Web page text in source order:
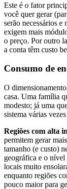
Este é o fator
você quer gerar
serão necessários
exigem mais
o preço. Por outro
a conta têm custo
Consumo de
O
casa. Uma família
modesto; já uma
sistema várias
Regiões com alta
permitem gerar
tamanho (e custo)
geográfica e o
locais muito
enquanto regiões
pouco maior para